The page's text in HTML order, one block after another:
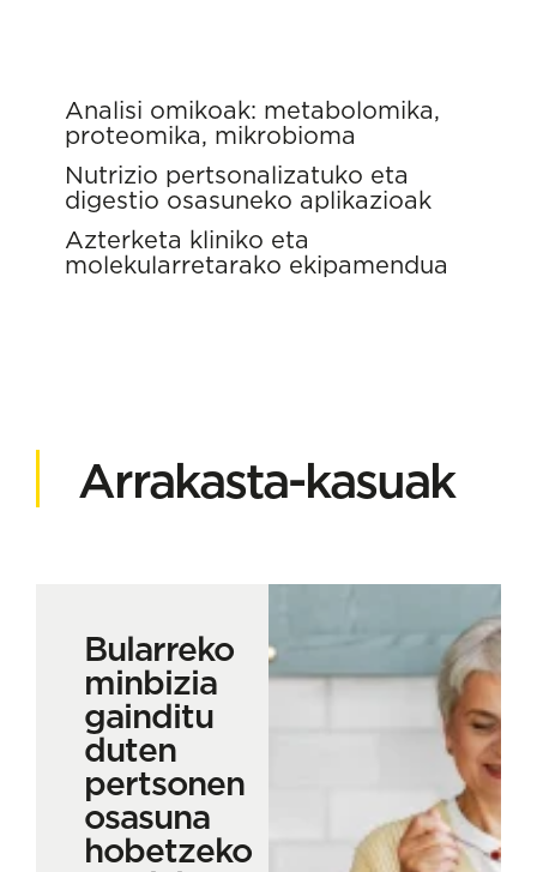
Analisi omikoak: metabolomika,
proteomika, mikrobioma
Nutrizio pertsonalizatuko eta
digestio osasuneko aplikazioak
Azterketa kliniko eta
molekularretarako ekipamendua
Arrakasta-kasuak
Bularreko
minbizia
gainditu
duten
pertsonen
osasuna
hobetzeko